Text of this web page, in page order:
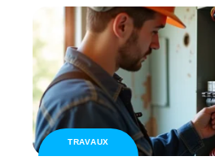
TRAVAUX